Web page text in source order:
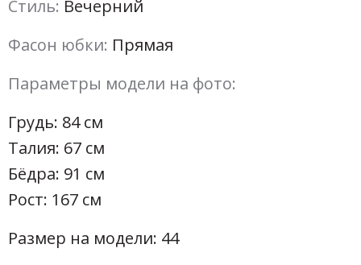
Стиль: Вечерний
Фасон юбки: Прямая
Параметры модели на фото:
Грудь: 84 см
Талия: 67 см
Бёдра: 91 см
Рост: 167 см
Размер на модели: 44